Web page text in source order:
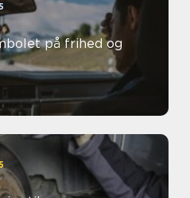
på frihed og